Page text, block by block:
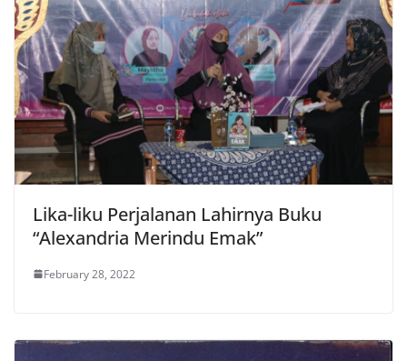
Lika-liku Perjalanan Lahirnya Buku
“Alexandria Merindu Emak”
February 28, 2022